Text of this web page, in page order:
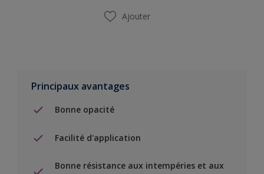
Ajouter
Principaux avantages
Bonne opacité
Facilité d'application
Bonne résistance aux intempéries et aux